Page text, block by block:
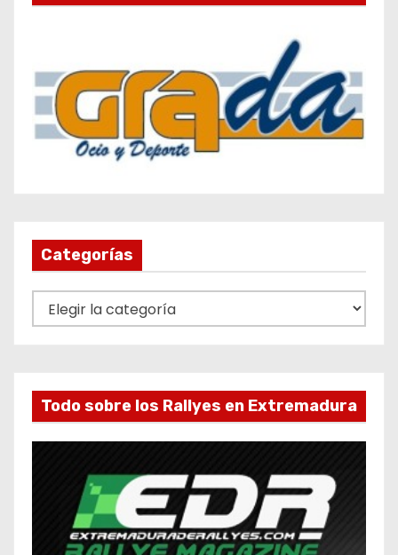
Categorías
a
o
Todo sobre los Rallyes en Extremadura